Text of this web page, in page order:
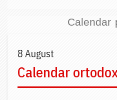
Calendar
8 August
Calendar